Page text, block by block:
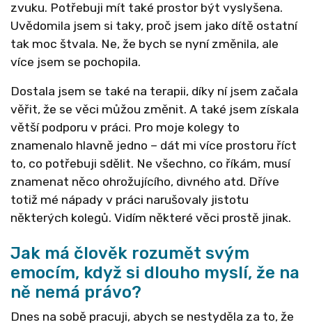
zvuku. Potřebuji mít také prostor být vyslyšena.
Uvědomila jsem si taky, proč jsem jako dítě ostatní
tak moc štvala. Ne, že bych se nyní změnila, ale
více jsem se pochopila.
Dostala jsem se také na terapii, díky ní jsem začala
věřit, že se věci můžou změnit. A také jsem získala
větší podporu v práci. Pro moje kolegy to
znamenalo hlavně jedno – dát mi více prostoru říct
to, co potřebuji sdělit. Ne všechno, co říkám, musí
znamenat něco ohrožujícího, divného atd. Dříve
totiž mé nápady v práci narušovaly jistotu
některých kolegů. Vidím některé věci prostě jinak.
Jak má člověk rozumět svým
emocím, když si dlouho myslí, že na
ně nemá právo?
Dnes na sobě pracuji, abych se nestyděla za to, že